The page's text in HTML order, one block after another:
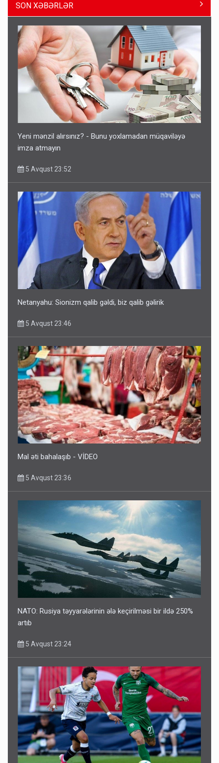
Ərdoğana sui-qəsd planının iştirakçısı detalları açıqladı
5 Avqust 16:56
Rusiya Azərbaycan vətədaşlarını deport etdi
5 Avqust 11:53
Rusiya azərbaycanlı diasporun obyektini məhv etdi -
FOTOLAR
5 Avqust 10:58
SON XƏBƏRLƏR
Yeni mənzil alırsınız? - Bunu yoxlamadan müqaviləyə
imza atmayın
5 Avqust 23:52
Netanyahu: Sionizm qalib gəldi, biz qalib gəlirik
5 Avqust 23:46
Mal əti bahalaşıb - VİDEO
5 Avqust 23:36
NATO: Rusiya təyyarələrinin ələ keçirilməsi bir ildə 250%
artıb
5 Avqust 23:24